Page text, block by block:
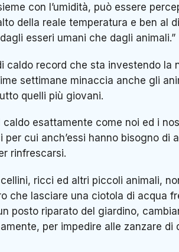
con l’umidità, può essere
della reale temperatura e ben al
esseri umani che dagli animali.”
caldo record che sta investendo la
settimane minaccia anche gli
quelli più giovani.
caldo esattamente come noi ed i
per cui anch’essi hanno bisogno di
rinfrescarsi.
ricci ed altri piccoli animali,
che lasciare una ciotola di acqua
posto riparato del giardino,
per impedire alle zanzare di